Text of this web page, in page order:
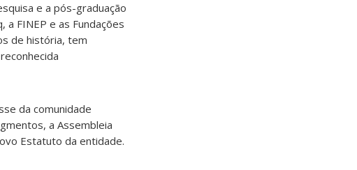
e a pós-graduação
a FINEP e as Fundações
de história, tem
da comunidade
a Assembleia
Estatuto da entidade.